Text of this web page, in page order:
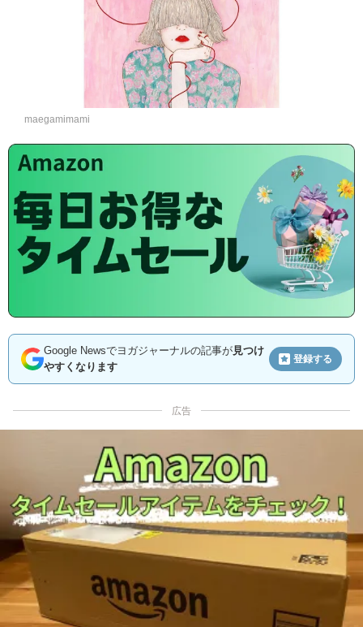
maegamimami
Google Newsでヨガジャーナルの記事が見つけ
やすくなります
登録する
広告